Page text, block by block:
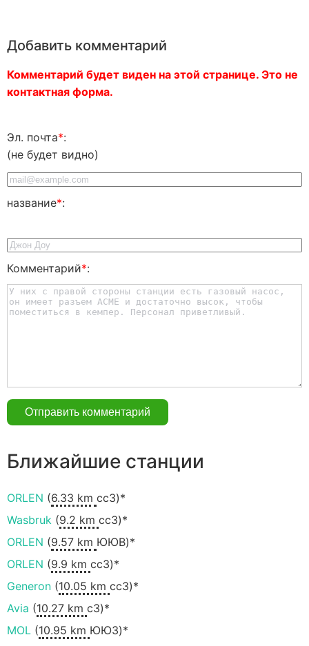
Добавить комментарий
Комментарий будет виден на этой странице. Это не
контактная форма.
Эл. почта*:
(не будет видно)
название*:
Комментарий*:
Ближайшие станции
ORLEN (6.33 km ccЗ)*
Wasbruk (9.2 km ccЗ)*
ORLEN (9.57 km ЮЮВ)*
ORLEN (9.9 km ccЗ)*
Generon (10.05 km ccЗ)*
Avia (10.27 km сЗ)*
MOL (10.95 km ЮЮЗ)*